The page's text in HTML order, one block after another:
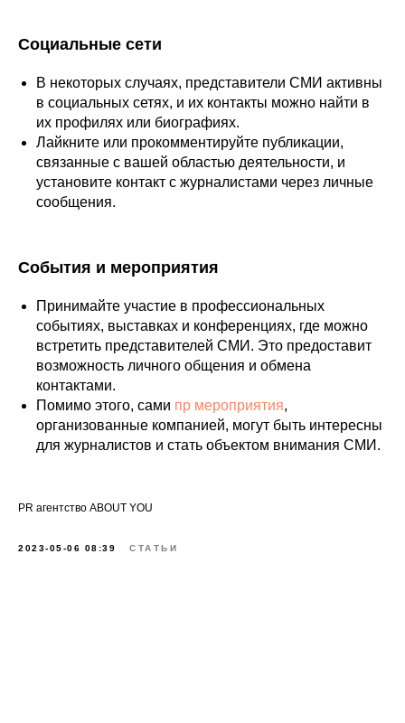
Социальные сети
В некоторых случаях, представители СМИ активны
в социальных сетях, и их контакты можно найти в
их профилях или биографиях.
Лайкните или прокомментируйте публикации,
связанные с вашей областью деятельности, и
установите контакт с журналистами через личные
сообщения.
События и мероприятия
Принимайте участие в профессиональных
событиях, выставках и конференциях, где можно
встретить представителей СМИ. Это предоставит
возможность личного общения и обмена
контактами.
Помимо этого, сами пр мероприятия,
организованные компанией, могут быть интересны
для журналистов и стать объектом внимания СМИ.
PR агентство ABOUT YOU
2023-05-06 08:39 СТАТЬИ